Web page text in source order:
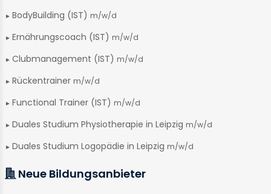
BodyBuilding (IST) m/w/d
Ernährungscoach (IST) m/w/d
Clubmanagement (IST) m/w/d
Rückentrainer m/w/d
Functional Trainer (IST) m/w/d
Duales Studium Physiotherapie in Leipzig m/w/d
Duales Studium Logopädie in Leipzig m/w/d
Neue Bildungsanbieter